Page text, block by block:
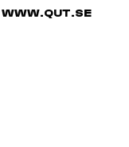
WWW.QUT.SE